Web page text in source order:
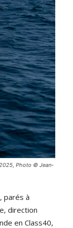
Photo © Jean-
parés à
direction
en Class40,